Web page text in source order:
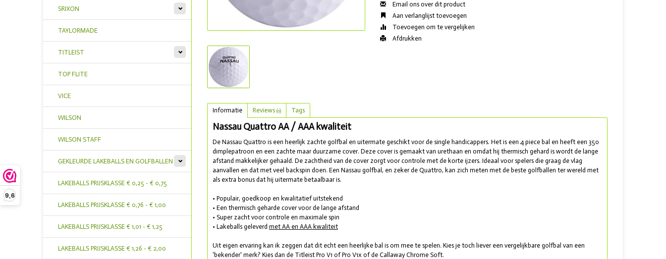
9,6
SRIXON
TAYLORMADE
TITLEIST
TOP FLITE
VICE
WILSON
WILSON STAFF
GEKLEURDE LAKEBALLS EN GOLFBALLEN
LAKEBALLS PRIJSKLASSE € 0,25 - € 0,75
LAKEBALLS PRIJSKLASSE € 0,76 - € 1,00
LAKEBALLS PRIJSKLASSE € 1,01 - € 1,25
LAKEBALLS PRIJSKLASSE € 1,26 - € 2,00
Email ons over dit product
Aan verlanglijst toevoegen
Toevoegen om te vergelijken
Afdrukken
Informatie Reviews (0) Tags
Nassau Quattro AA / AAA kwaliteit
De Nassau Quattro is een heerlijk zachte golfbal en uitermate geschikt voor de single handicappers. Het is een 4 piece bal en heeft een 350
dimplepatroon en een zachte maar duurzame cover. Deze cover is gemaakt van urethaan en omdat hij thermisch gehard is wordt de lange
afstand makkelijker gehaald. De zachtheid van de cover zorgt voor controle met de korte ijzers. Ideaal voor spelers die graag de vlag
aanvallen en dat met veel backspin doen. Een Nassau golfbal, en zeker de Quattro, kan zich meten met de beste golfballen ter wereld met
als extra bonus dat hij uitermate betaalbaar is.
• Populair, goedkoop en kwalitatief uitstekend
• Een thermisch geharde cover voor de lange afstand
• Super zacht voor controle en maximale spin
• Lakeballs geleverd met AA en AAA kwaliteit
Uit eigen ervaring kan ik zeggen dat dit echt een heerlijke bal is om mee te spelen. Kies je toch liever een vergelijkbare golfbal van een
'bekender' merk? Kies dan de Titleist Pro V1 of Pro V1x of de Callaway Chrome Soft.